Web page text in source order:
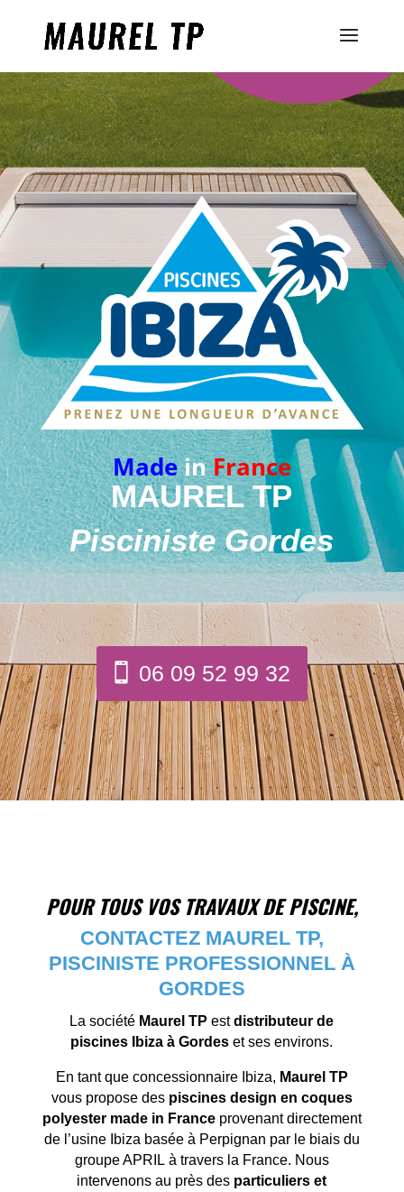
MadeinFrance
MAUREL TP
Pisciniste Gordes
06 09 52 99 32
POUR TOUS VOS TRAVAUX DE PISCINE,
CONTACTEZ MAUREL TP,
PISCINISTE PROFESSIONNEL À
GORDES
La société Maurel TP estdistributeur de
piscines Ibiza à Gordeset ses environs.
En tant que concessionnaire Ibiza, Maurel TP
vous propose des piscines design en coques
polyester made in Franceprovenant directement
de l’usine Ibiza basée à Perpignan par le biais du
groupe APRIL à travers la France. Nous
intervenons au près des particuliers et